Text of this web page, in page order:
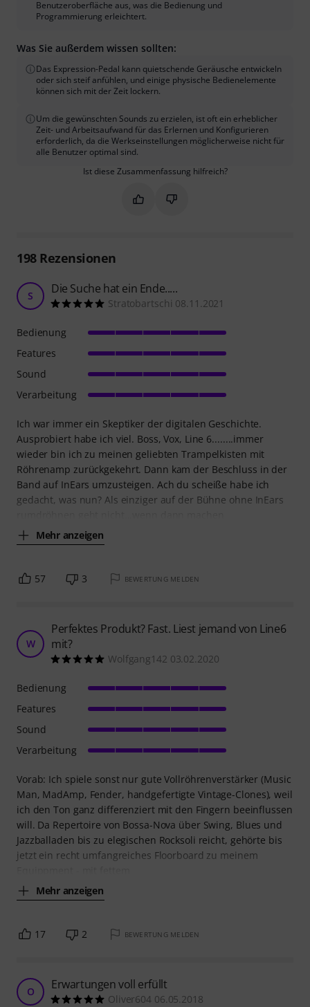
Benutzeroberfläche aus, was die Bedienung und
Programmierung erleichtert.
Was Sie außerdem wissen sollten:
Das Expression-Pedal kann quietschende Geräusche entwickeln
oder sich steif anfühlen, und einige physische Bedienelemente
können sich mit der Zeit lockern.
Um die gewünschten Sounds zu erzielen, ist oft ein erheblicher
Zeit- und Arbeitsaufwand für das Erlernen und Konfigurieren
erforderlich, da die Werkseinstellungen möglicherweise nicht für
alle Benutzer optimal sind.
Ist diese Zusammenfassung hilfreich?
Markieren Sie diese
Markieren Sie diese
198Rezensionen
S Die Suche hat ein Ende.....
Stratobartschi 08.11.2021
Ich war immer ein Skeptiker der digitalen Geschichte.
Ausprobiert habe ich viel. Boss, Vox, Line 6........immer
wieder bin ich zu meinen geliebten Trampelkisten mit
Röhrenamp zurückgekehrt. Dann kam der Beschluss in der
Band auf InEars umzusteigen. Ach du scheiße habe ich
gedacht, was nun? Als einziger auf der Bühne ohne InEars
Mehr anzeigen
Bedienung
Features
Sound
Verarbeitung
57 3 BEWERTUNG MELDEN
W
Perfektes Produkt? Fast. Liest jemand von Line6
mit?
Wolfgang142 03.02.2020
Vorab: Ich spiele sonst nur gute Vollröhrenverstärker (Music
Man, MadAmp, Fender, handgefertigte Vintage-Clones), weil
ich den Ton ganz differenziert mit den Fingern beeinflussen
will. Da Repertoire von Bossa-Nova über Swing, Blues und
Jazzballaden bis zu elegischen Rocksoli reicht, gehörte bis
jetzt ein recht umfangreiches Floorboard zu meinem
Mehr anzeigen
Bedienung
Features
Sound
Verarbeitung
17 2 BEWERTUNG MELDEN
O Erwartungen voll erfüllt
Oliver604 06.05.2018